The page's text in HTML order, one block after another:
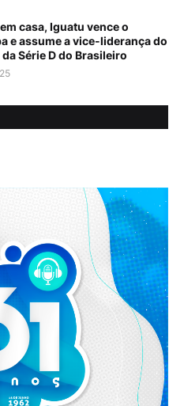
casa, Iguatu vence o
e assume a vice-liderança do
Série D do Brasileiro